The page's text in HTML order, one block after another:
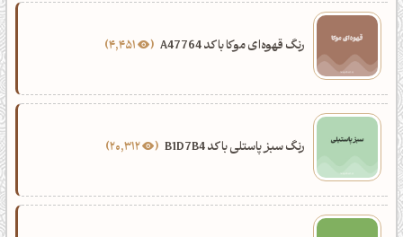
رنگ قهوه‌ای موکا با کد A47764
رنگ سبز پاستلی با کد B1D7B4 20,312